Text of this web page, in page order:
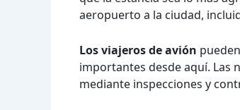
aeropuerto a la ciudad,
Los viajeros de avión
importantes desde aquí. Las
mediante inspecciones y